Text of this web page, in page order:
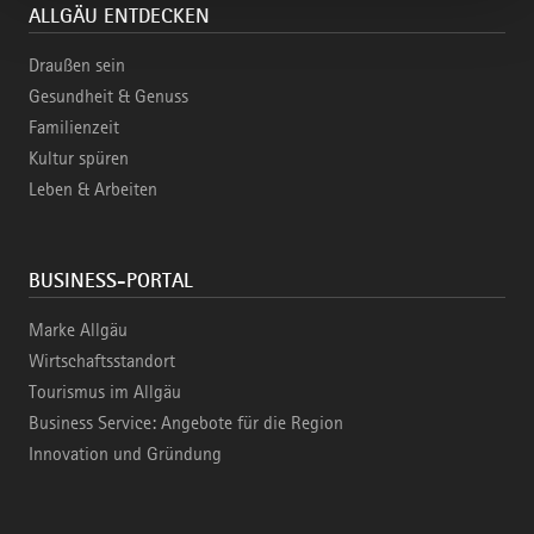
ALLGÄU ENTDECKEN
Draußen sein
Gesundheit & Genuss
Familienzeit
Kultur spüren
Leben & Arbeiten
BUSINESS-PORTAL
Marke Allgäu
Wirtschaftsstandort
Tourismus im Allgäu
Business Service: Angebote für die Region
Innovation und Gründung